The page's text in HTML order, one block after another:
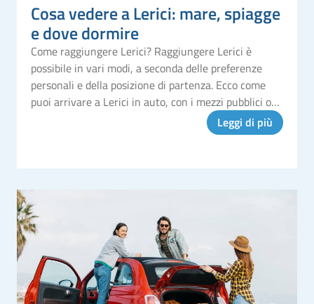
Cosa vedere a Lerici: mare, spiagge
e dove dormire
Come raggiungere Lerici? Raggiungere Lerici è
possibile in vari modi, a seconda delle preferenze
personali e della posizione di partenza. Ecco come
puoi arrivare a Lerici in auto, con i mezzi pubblici o
Leggi di più